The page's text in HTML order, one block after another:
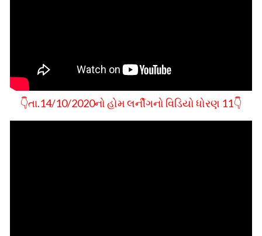
👇તા.14/10/2020નો હોમ લર્નીગનો વિડિયો ધોરણ 11👇